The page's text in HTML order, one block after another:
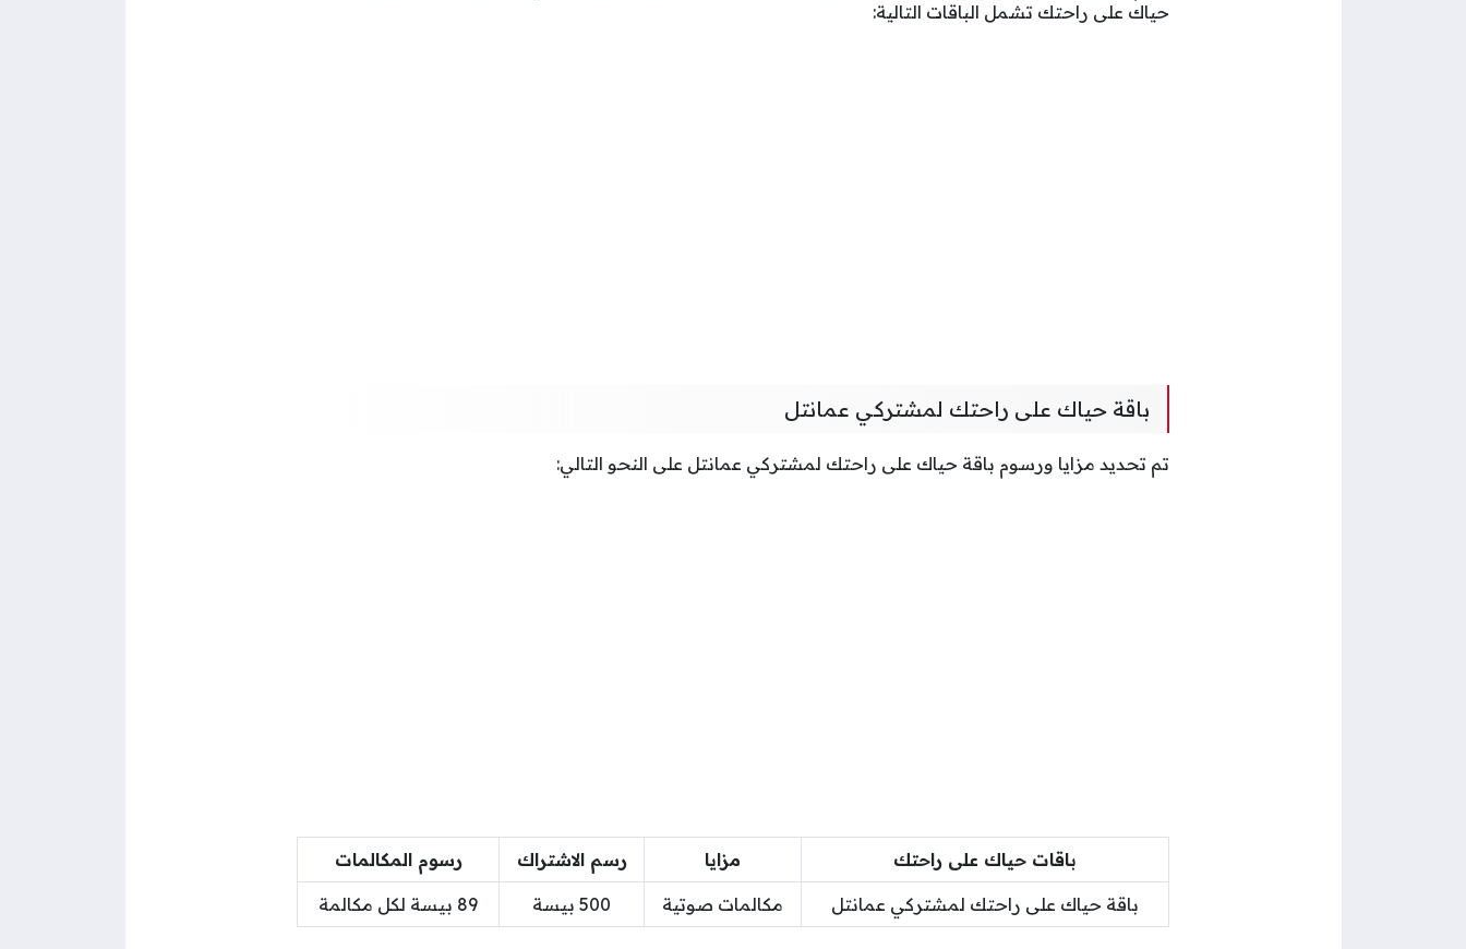
حياك على راحتك تشمل الباقات التالية:
باقة حياك على راحتك لمشتركي عمانتل
تم تحديد مزايا ورسوم باقة حياك على راحتك لمشتركي عمانتل على النحو التالي:
باقات حياك على راحتك مزايا رسم الاشتراك رسوم المكالمات
باقة حياك على راحتك لمشتركي عمانتل مكالمات صوتية 500 بيسة 89 بيسة لكل مكالمة